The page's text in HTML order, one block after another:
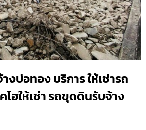
งบ่อทอง บริการ ให้เช่ารถ
โฮให้เช่า รถขุดดินรับจ้าง